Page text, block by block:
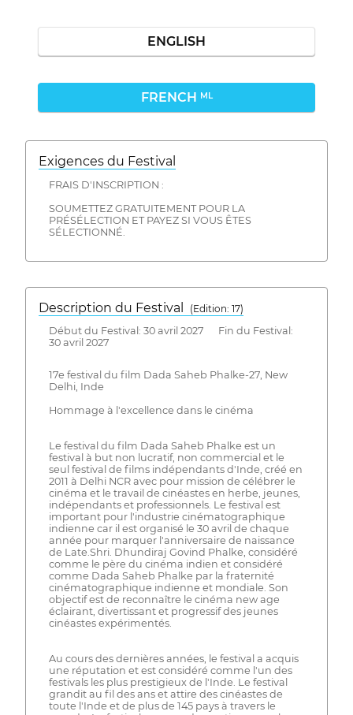
ENGLISH
FRENCH ML
Exigences du Festival
FRAIS D'INSCRIPTION :
SOUMETTEZ GRATUITEMENT POUR LA
PRÉSÉLECTION ET PAYEZ SI VOUS ÊTES
SÉLECTIONNÉ.
Description du Festival
( Edition: 17)
Début du Festival: 30 avril 2027 Fin du Festival:
30 avril 2027
17e festival du film Dada Saheb Phalke-27, New
Delhi, Inde
Hommage à l'excellence dans le cinéma
Le festival du film Dada Saheb Phalke est un
festival à but non lucratif, non commercial et le
seul festival de films indépendants d'Inde, créé en
2011 à Delhi NCR avec pour mission de célébrer le
cinéma et le travail de cinéastes en herbe, jeunes,
indépendants et professionnels. Le festival est
important pour l'industrie cinématographique
indienne car il est organisé le 30 avril de chaque
année pour marquer l'anniversaire de naissance
de Late.Shri. Dhundiraj Govind Phalke, considéré
comme le père du cinéma indien et considéré
comme Dada Saheb Phalke par la fraternité
cinématographique indienne et mondiale. Son
objectif est de reconnaître le cinéma new age
éclairant, divertissant et progressif des jeunes
cinéastes expérimentés.
Au cours des dernières années, le festival a acquis
une réputation et est considéré comme l'un des
festivals les plus prestigieux de l'Inde. Le festival
grandit au fil des ans et attire des cinéastes de
toute l'Inde et de plus de 145 pays à travers le